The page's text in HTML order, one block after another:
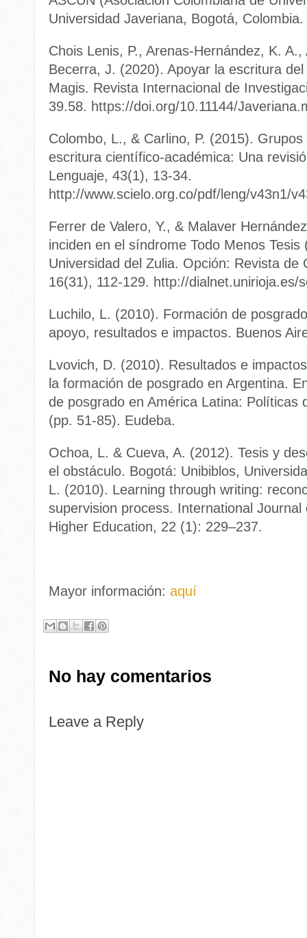
Universidad Javeriana, Bogotá, Colombia.
Chois Lenis, P., Arenas-Hernández, K.
Becerra, J. (2020). Apoyar la escritura
Magis. Revista Internacional de
39.58. https://doi.org/10.11144/
Colombo, L., & Carlino, P. (2015).
escritura científico-académica: Una
Lenguaje, 43(1), 13-34.
http://www.scielo.org.co/pdf/leng/v43n1/
Ferrer de Valero, Y., & Malaver
inciden en el síndrome Todo Menos
Universidad del Zulia. Opción: Revista de
16(31), 112-129. http://dialnet.unirioja.es/
Luchilo, L. (2010). Formación de
apoyo, resultados e impactos. Buenos
Lvovich, D. (2010). Resultados e
la formación de posgrado en Argentina.
de posgrado en América Latina: Políticas
(pp. 51-85). Eudeba.
Ochoa, L. & Cueva, A. (2012). Tesis y
el obstáculo. Bogotá: Unibiblos,
L. (2010). Learning through writing:
supervision process. International
Higher Education, 22 (1): 229–237.
Mayor información: aquí
No hay comentarios
Leave a Reply